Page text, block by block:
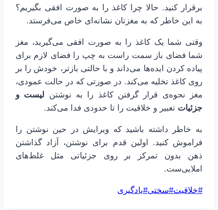
برقرار کنید. حالا چرا کاغذ را به صورت افقی بگیریم؟
به این خاطر که به مغزتان نشانه‌ای خاص می‌فرستد.
وقتی شما یک کاغذ را به صورت افقی می‌گیرید، مغز
شما فضای باز سمت راست به چپ را فضای لازم برای
پیاده کردن ایده‌ها می‌داند و با حالتی بازتر، خودش را بر
روی کاغذ تخلیه می‌کند. در صورتی که در حالت عمودی،
مغز نحوه‌ی قرار گرفتن کاغذ را به نوشتن لیست و
جزئیات تعبیر و خلاقیت را تا حدودی فدا می‌کند.
به خاطر داشته باشید که ویرایش در حین نوشتن را
فراموش کنید. اولین قدم برای نوشتن، آزاد گذاشتن
ذهن بدون تمرکز بر روی جزئیاتی مثل غلط‌های
املایی‌ست.
برچسب‌های
#خلاقیت#سختی#یادگیری